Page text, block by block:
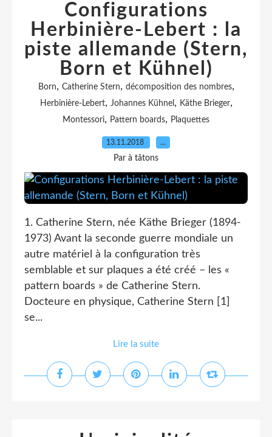
Configurations
Herbinière-Lebert : la
piste allemande (Stern,
Born et Kühnel)
Born, Catherine Stern, décomposition des nombres,
Herbinière-Lebert, Johannes Kühnel, Käthe Brieger,
Montessori, Pattern boards, Plaquettes
13.11.2018 …
Par à tâtons
1. Catherine Stern, née Käthe Brieger (1894-
1973) Avant la seconde guerre mondiale un
autre matériel à la configuration très
semblable et sur plaques a été créé – les «
pattern boards » de Catherine Stern.
Docteure en physique, Catherine Stern [1]
se...
Lire la suite